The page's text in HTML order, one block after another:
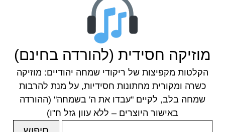
מוזיקה חסידית (להורדה בחינם)
הקלטות מקפיצות של ריקודי שמחה יהודיים: מוזיקה
כשרה ומקורית מחתונות חסידיות, על מנת להרבות
שמחה בלב, לקיים "עבדו את ה' בשמחה" (ההורדה
באישור היוצרים – ללא עוון גזל ח"ו)